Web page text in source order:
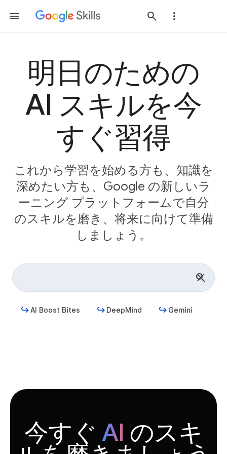
明日のための
AI スキルを今
すぐ習得
これから学習を始める方も、知識を
深めたい方も、Google の新しいラ
ーニング プラットフォームで自分
のスキルを磨き、将来に向けて準備
しましょう。
AI Boost Bites DeepMind Gemini
今すぐAI のスキ